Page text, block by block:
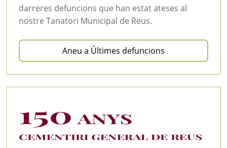
darreres defuncions que han estat ateses al
nostre Tanatori Municipal de Reus.
Aneu a Últimes defuncions